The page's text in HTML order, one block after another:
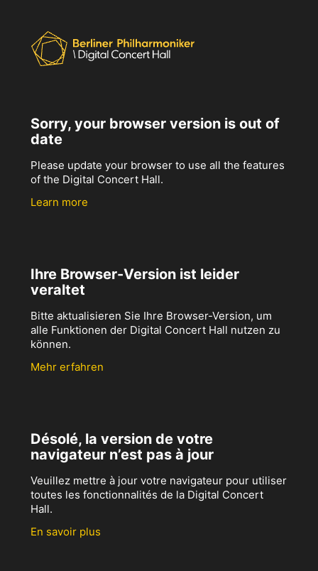
Sorry, your browser version is out of
date
Please update your browser to use all the features
of the Digital Concert Hall.
Learn more
Ihre Browser-Version ist leider
veraltet
Bitte aktualisieren Sie Ihre Browser-Version, um
alle Funktionen der Digital Concert Hall nutzen zu
können.
Mehr erfahren
Désolé, la version de votre
navigateur n’est pas à jour
Veuillez mettre à jour votre navigateur pour utiliser
toutes les fonctionnalités de la Digital Concert
Hall.
En savoir plus